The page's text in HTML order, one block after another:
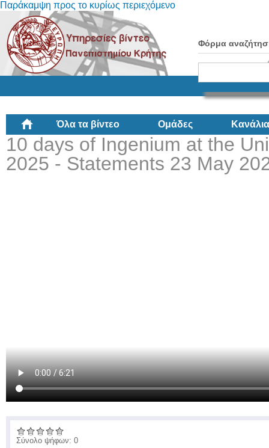
Παράκαμψη προς το κυρίως περιεχόμενο
Φόρμα
Όλα τα βίντεο Ομάδες Κανάλια
10 days of Ingenium at the
2025 - Statements 23 May
Σύνολο ψήφων: 0